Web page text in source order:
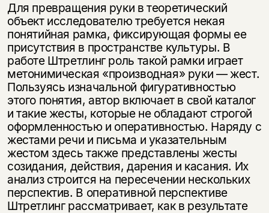
Для превращения руки в теоретический
объект исследователю требуется некая
понятийная рамка, фиксирующая формы ее
присутствия в пространстве культуры. В
работе Штретлинг роль такой рамки играет
метонимическая «производная» руки — жест.
Пользуясь изначальной фигуративностью
этого понятия, автор включает в свой каталог
и такие жесты, которые не обладают строгой
оформленностью и оперативностью. Наряду с
жестами речи и письма и указательным
жестом здесь также представлены жесты
созидания, действия, дарения и касания. Их
анализ строится на пересечении нескольких
перспектив. В оперативной перспективе
Штретлинг рассматривает, как в результате